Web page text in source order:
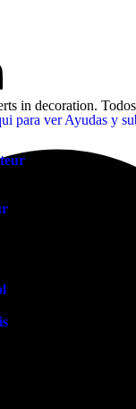
in decoration.
para ver Ayudas y